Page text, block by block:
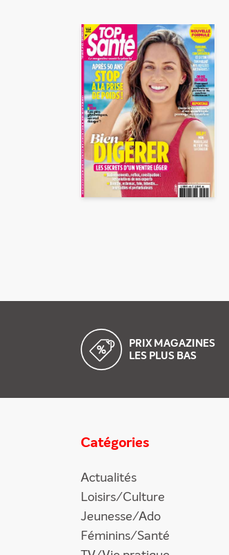
En
d’email
PRIX MAGAZINES
LES PLUS BAS
Catégories
Actualités
Loisirs/Culture
Jeunesse/Ado
Féminins/Santé